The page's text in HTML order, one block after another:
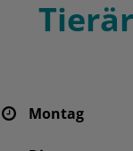
Montag